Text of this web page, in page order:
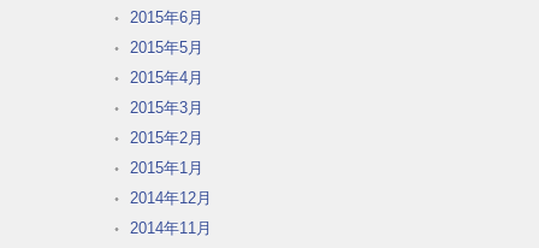
2015年6月
2015年5月
2015年4月
2015年3月
2015年2月
2015年1月
2014年12月
2014年11月